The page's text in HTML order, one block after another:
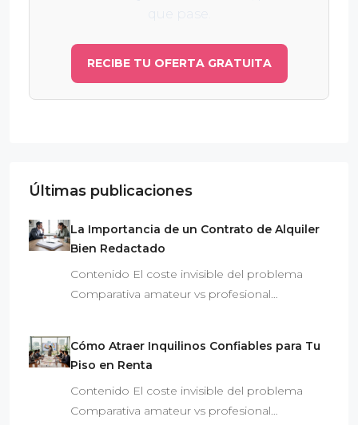
RECIBE TU OFERTA GRATUITA
Últimas publicaciones
La Importancia de un Contrato de Alquiler
Bien Redactado
Contenido El coste invisible del problema
Comparativa amateur vs profesional…
Cómo Atraer Inquilinos Confiables para Tu
Piso en Renta
Contenido El coste invisible del problema
Comparativa amateur vs profesional…